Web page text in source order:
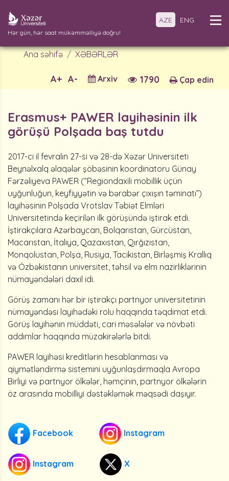
Hər gün, hər saat mükəmməlliyə doğru!
AZE ENG
Ana səhifə XƏBƏRLƏR
Çap edin
1790
Arxiv
A-
A+
Erasmus+ PAWER layihəsinin ilk
görüşü Polşada baş tutdu
2017-ci il fevralın 27-si və 28-də Xəzər Universiteti
Beynəlxalq əlaqələr şöbəsinin koordinatoru Günay
Fərzəliyeva PAWER (“Regiondaxili mobillik üçün
uyğunluğun, keyfiyyətin və bərabər çıxışın təminatı”)
layihəsinin Polşada Vrotslav Təbiət Elmləri
Universitetində keçirilən ilk görüşündə iştirak etdi.
İştirakçılara Azərbaycan, Bolqarıstan, Gürcüstan,
Macarıstan, İtaliya, Qazaxıstan, Qırğızıstan,
Monqolustan, Polşa, Rusiya, Tacikistan, Birləşmiş Krallıq
və Özbəkistanın universitet, təhsil və elm nazirliklərinin
nümayəndələri daxil idi.
Görüş zamanı hər bir iştirakçı partnyor universitetinin
nümayəndəsi layihədəki rolu haqqında təqdimat etdi.
Görüş layihənin müddəti, cari məsələlər və növbəti
addımlar haqqında müzakirələrlə bitdi.
PAWER layihəsi kreditlərin hesablanması və
qiymətləndirmə sistemini uyğunlaşdırmaqla Avropa
Birliyi və partnyor ölkələr, həmçinin, partnyor ölkələrin
öz arasında mobilliyi dəstəkləmək məqsədi daşıyır.
Facebook Instagram
Instagram X